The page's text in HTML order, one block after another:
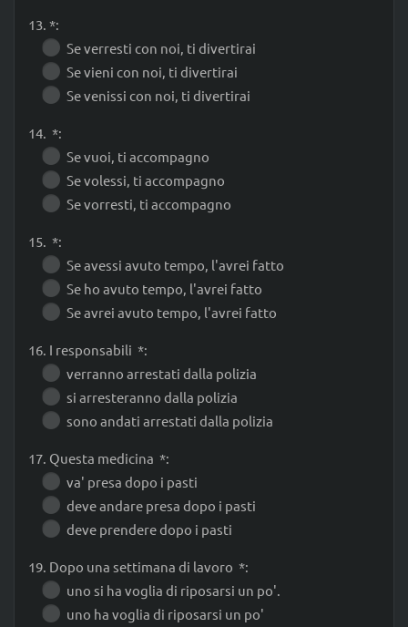
13. *:
Se verresti con noi, ti divertirai
Se vieni con noi, ti divertirai
Se venissi con noi, ti divertirai
14. *:
Se vuoi, ti accompagno
Se volessi, ti accompagno
Se vorresti, ti accompagno
15. *:
Se avessi avuto tempo, l'avrei fatto
Se ho avuto tempo, l'avrei fatto
Se avrei avuto tempo, l'avrei fatto
16. I responsabili *:
verranno arrestati dalla polizia
si arresteranno dalla polizia
sono andati arrestati dalla polizia
17. Questa medicina *:
va' presa dopo i pasti
deve andare presa dopo i pasti
deve prendere dopo i pasti
19. Dopo una settimana di lavoro *:
uno si ha voglia di riposarsi un po'.
uno ha voglia di riposarsi un po'